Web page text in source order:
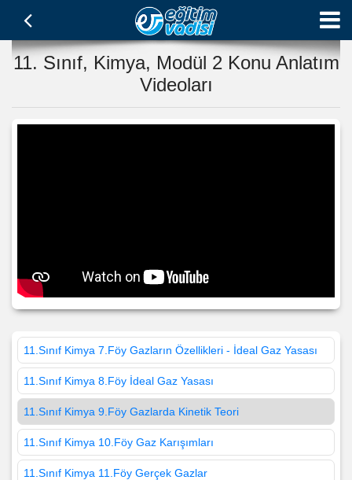
11. Sınıf, Kimya, Modül 2 Konu Anlatım
Videoları
11.Sınıf Kimya 7.Föy Gazların Özellikleri - İdeal Gaz Yasası
11.Sınıf Kimya 8.Föy İdeal Gaz Yasası
11.Sınıf Kimya 9.Föy Gazlarda Kinetik Teori
11.Sınıf Kimya 10.Föy Gaz Karışımları
11.Sınıf Kimya 11.Föy Gerçek Gazlar